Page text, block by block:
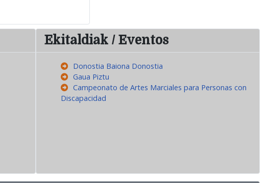
Ekitaldiak / Eventos
Donostia Baiona Donostia
Gaua Piztu
Campeonato de Artes Marciales para Personas con
Discapacidad